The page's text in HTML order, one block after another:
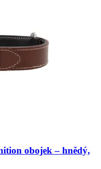
obojek – hnědý,